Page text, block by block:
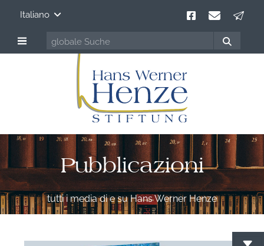
Italiano
Pubblicazioni
tutti i media di e su Hans Werner Henze